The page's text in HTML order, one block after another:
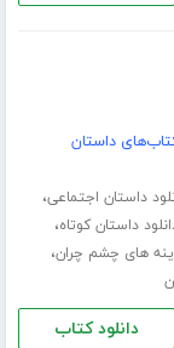
داستان
داستان اجتماعی،
داستان کوتاه،
های چشم چران،
دانلود کتاب